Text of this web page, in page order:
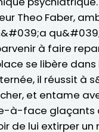
Theo Faber,
à faire
se libère
il réussit à
et entame
à-face glaçants
de lui extirper un